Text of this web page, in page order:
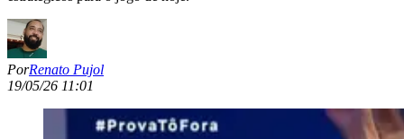
PorRenato Pujol
19/05/26 11:01